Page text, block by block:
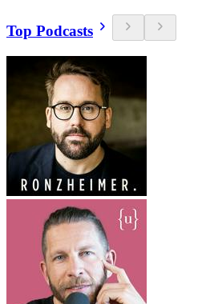
Top Podcasts